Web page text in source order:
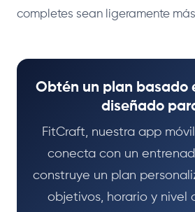
completes sean ligeramente
Obtén un plan basado
diseñado
FitCraft, nuestra app
conecta con un
construye un plan
objetivos, horario y nivel